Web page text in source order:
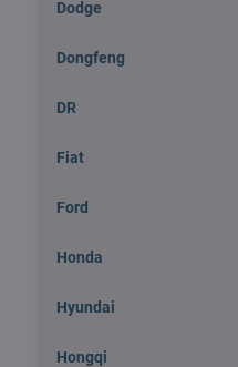
Dodge
Dongfeng
DR
Fiat
Ford
Honda
Hyundai
Hongqi